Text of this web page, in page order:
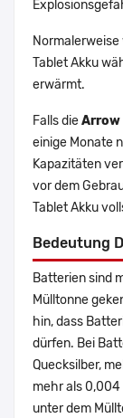
Tablet Akku
erwärmt.
Falls dieArrow
einige Monate
Kapazitäten
vor dem
Tablet Akku
Bedeutung
Batterien sind
Mülltonne
hin, dass
dürfen. Bei
Quecksilber,
mehr als
unter dem